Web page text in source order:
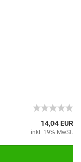
14,04 EUR
inkl. 19% MwSt.